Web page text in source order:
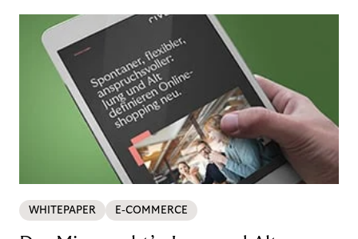
WHITEPAPER E-COMMERCE